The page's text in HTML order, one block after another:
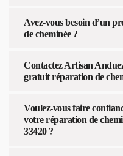
Avez-vous besoin d’un
de cheminée ?
Contactez Artisan
gratuit réparation de
Voulez-vous faire
votre réparation de
33420 ?